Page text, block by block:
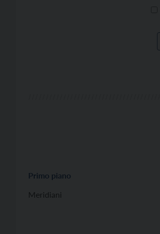
Primo piano
Meridiani